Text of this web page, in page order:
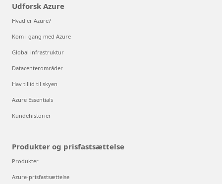
Udforsk Azure
Hvad er Azure?
Kom i gang med Azure
Global infrastruktur
Datacenterområder
Hav tillid til skyen
Azure Essentials
Kundehistorier
Produkter og prisfastsættelse
Produkter
Azure-prisfastsættelse